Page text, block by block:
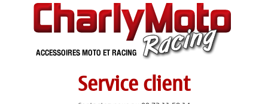
Service client